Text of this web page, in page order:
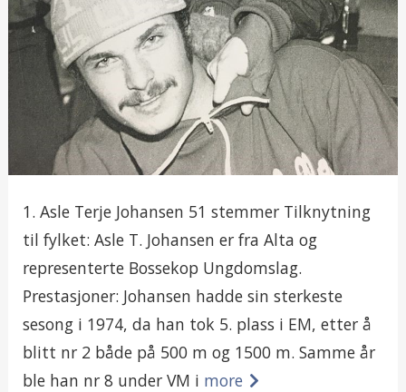
1. Asle Terje Johansen 51 stemmer Tilknytning
til fylket: Asle T. Johansen er fra Alta og
representerte Bossekop Ungdomslag.
Prestasjoner: Johansen hadde sin sterkeste
sesong i 1974, da han tok 5. plass i EM, etter å
blitt nr 2 både på 500 m og 1500 m. Samme år
ble han nr 8 under VM i more